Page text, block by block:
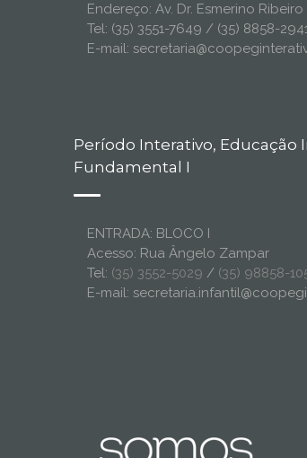
Endereço: Av. Dr. Esmerino
Tel: (35) 3551-7649 / (35) 8858-
E-mail:
Período Interativo, Educação
Fundamental I
ENTRADA: BLOCO I
Acesso: Rua Ângelo Zampar
Tel: (35) 3552-5029 / (35) 98858-
E-mail: